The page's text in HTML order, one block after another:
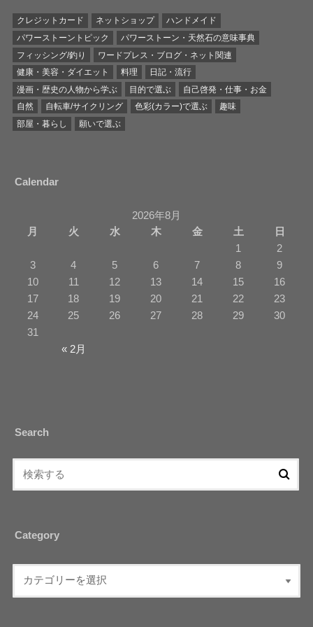
クレジットカード ネットショップ
ハンドメイド
パワーストーントピック
パワーストーン・天然石の意味事典
フィッシング/釣り
ワードプレス・ブログ・ネット関連
健康・美容・ダイエット
料理
日記・流行
漫画・歴史の人物から学ぶ
目的で選ぶ
自己啓発・仕事・お金
自然
自転車/サイクリング 色彩(カラー)で選ぶ
趣味
部屋・暮らし
願いで選ぶ
Calendar
2026年8月
月
火 水 木 金 土 日
« 2月
1
2
3
4 5 6 7 8
9
10
11 12 13 14 15
16
17
18 19 20 21 22
23
24
25 26 27 28 29
30
31
Search
Category